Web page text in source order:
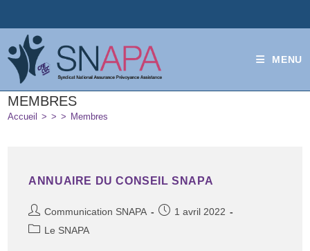
MENU
MEMBRES
Accueil > > > Membres
ANNUAIRE DU CONSEIL SNAPA
Communication SNAPA
1 avril 2022
Le SNAPA